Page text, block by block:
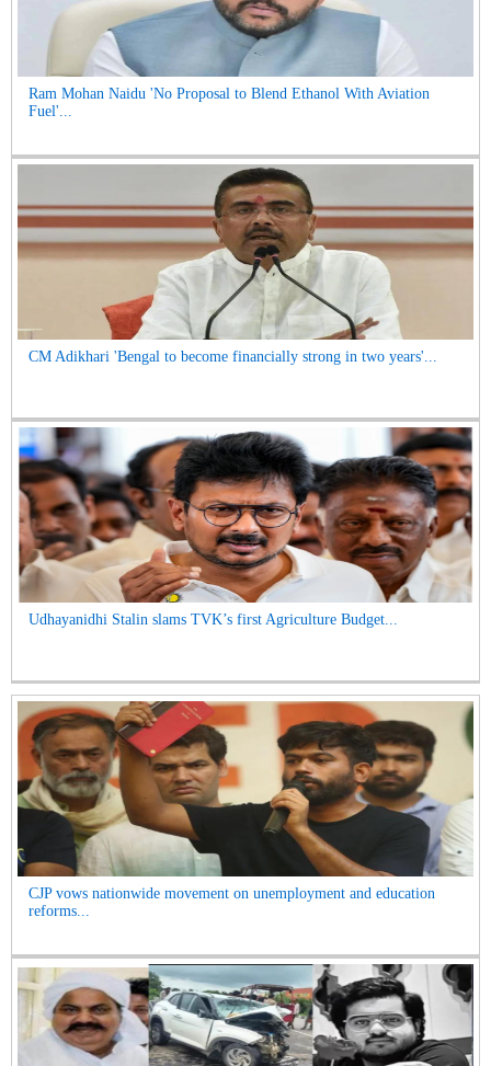
Ram Mohan Naidu 'No Proposal to Blend Ethanol With Aviation
Fuel'...
CM Adikhari 'Bengal to become financially strong in two years'...
Udhayanidhi Stalin slams TVK’s first Agriculture Budget...
CJP vows nationwide movement on unemployment and education
reforms...